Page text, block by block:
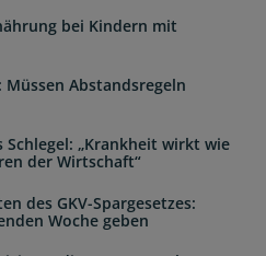
bei Kindern mit
Abstandsregeln
„Krankheit wirkt wie
der Wirtschaft“
des GKV-Spargesetzes:
Woche geben